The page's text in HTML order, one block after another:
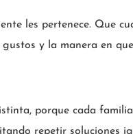
les pertenece. Que
y la manera en que
porque cada
repetir soluciones